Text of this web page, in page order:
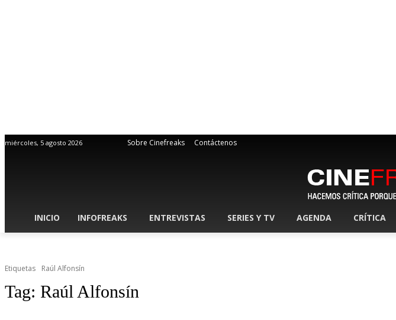
miércoles, 5 agosto 2026 Sobre Cinefreaks Contáctenos
INICIO INFOFREAKS ENTREVISTAS SERIES Y TV AGENDA CRÍTICA
Etiquetas Raúl Alfonsín
Tag: Raúl Alfonsín